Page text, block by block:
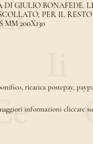
DI GIULIO BONAFEDE.
PER IL
MM 200X130
ricarica postepay,
informazioni cliccare